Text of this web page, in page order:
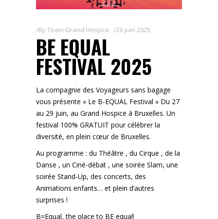
ByTeam Grand Hospice 26 juin 2025
BE EQUAL
FESTIVAL 2025
La compagnie des Voyageurs sans bagage
vous présente « Le B-EQUAL Festival » Du 27
au 29 juin, au Grand Hospice à Bruxelles. Un
festival 100% GRATUIT pour célébrer la
diversité, en plein cœur de Bruxelles.
Au programme : du Théâtre , du Cirque , de la
Danse , un Ciné-débat , une soirée Slam, une
soirée Stand-Up, des concerts, des
Animations enfants… et plein d’autres
surprises !
B=Equal, the place to BE equal!